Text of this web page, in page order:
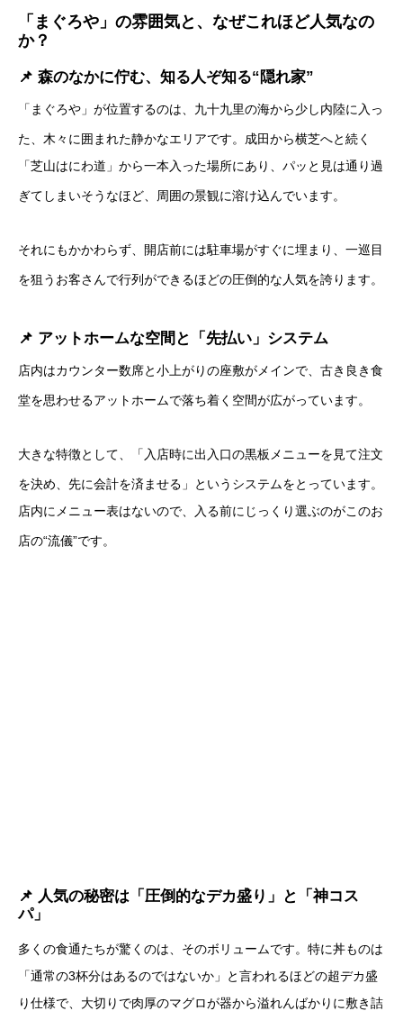
「まぐろや」の雰囲気と、なぜこれほど人気なの
か？
📌 森のなかに佇む、知る人ぞ知る“隠れ家”
「まぐろや」が位置するのは、九十九里の海から少し内陸に入っ
た、木々に囲まれた静かなエリアです。 成田から横芝へと続く
「芝山はにわ道」から一本入った場所にあり、パッと見は通り過
ぎてしまいそうなほど、周囲の景観に溶け込んでいます。
それにもかかわらず、開店前には駐車場がすぐに埋まり、一巡目
を狙うお客さんで行列ができるほどの圧倒的な人気を誇ります。
📌 アットホームな空間と「先払い」システム
店内はカウンター数席と小上がりの座敷がメインで、古き良き食
堂を思わせるアットホームで落ち着く空間が広がっています。
大きな特徴として、「入店時に出入口の黒板メニューを見て注文
を決め、先に会計を済ませる」というシステムをとっています。
店内にメニュー表はないので、入る前にじっくり選ぶのがこのお
店の“流儀”です。
📌 人気の秘密は「圧倒的なデカ盛り」と「神コス
パ」
多くの食通たちが驚くのは、そのボリュームです。 特に丼ものは
「通常の3杯分はあるのではないか」と言われるほどの超デカ盛
り仕様で、大切りで肉厚のマグロが器から溢れんばかりに敷き詰